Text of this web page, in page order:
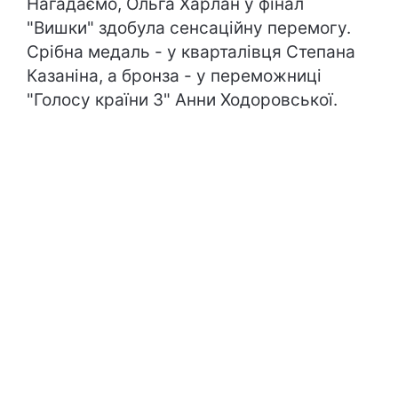
"Вишки" здобула сенсаційну перемогу.
Срібна медаль - у кварталівця Степана
Казаніна, а бронза - у переможниці
"Голосу країни 3" Анни Ходоровської.